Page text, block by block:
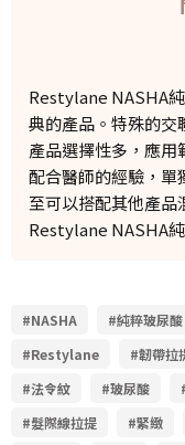
Restylane NASHA
典的產品。特殊的交
產品選擇性多，應用
配合醫師的經驗，
至可以搭配其他產品
Restylane NASHA
#NASHA #純粹玻尿酸
#Restylane
#韌帶拉
#法令紋
#玻尿酸
#髮際線拉提
#緊緻